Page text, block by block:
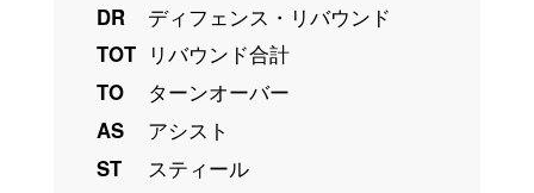
DR
ディフェンス・リバウンド
TOT リバウンド合計
TO
ターンオーバー
AS
アシスト
ST
スティール